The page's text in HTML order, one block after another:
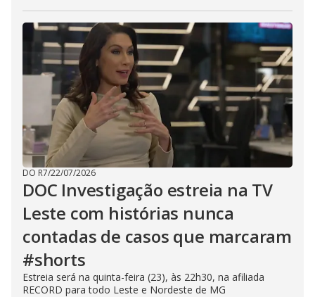
DO R7/22/07/2026
DOC Investigação estreia na TV
Leste com histórias nunca
contadas de casos que marcaram
#shorts
Estreia será na quinta-feira (23), às 22h30, na afiliada
RECORD para todo Leste e Nordeste de MG